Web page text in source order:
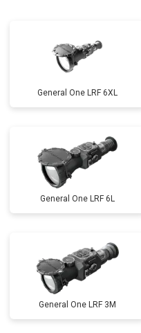
General One LRF 6XL
General One LRF 6L
General One LRF 3M